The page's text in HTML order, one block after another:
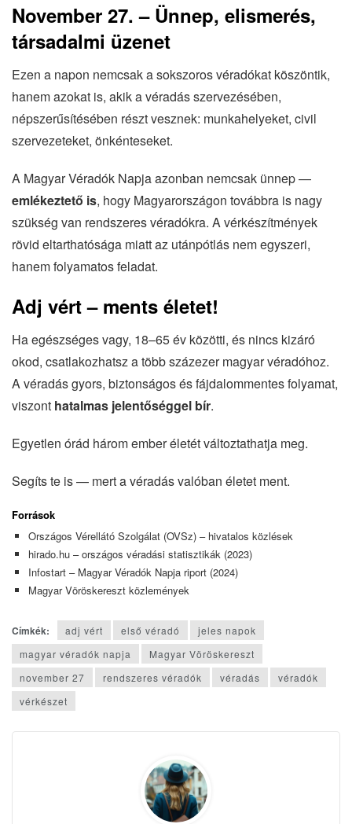
November 27. – Ünnep, elismerés,
társadalmi üzenet
Ezen a napon nemcsak a sokszoros véradókat köszöntik,
hanem azokat is, akik a véradás szervezésében,
népszerűsítésében részt vesznek: munkahelyeket, civil
szervezeteket, önkénteseket.
A Magyar Véradók Napja azonban nemcsak ünnep —
emlékeztető is, hogy Magyarországon továbbra is nagy
szükség van rendszeres véradókra. A vérkészítmények
rövid eltarthatósága miatt az utánpótlás nem egyszeri,
hanem folyamatos feladat.
Adj vért – ments életet!
Ha egészséges vagy, 18–65 év közötti, és nincs kizáró
okod, csatlakozhatsz a több százezer magyar véradóhoz.
A véradás gyors, biztonságos és fájdalommentes folyamat,
viszont hatalmas jelentőséggel bír.
Egyetlen órád három ember életét változtathatja meg.
Segíts te is — mert a véradás valóban életet ment.
Források
Országos Vérellátó Szolgálat (OVSz) – hivatalos közlések
hirado.hu – országos véradási statisztikák (2023)
Infostart – Magyar Véradók Napja riport (2024)
Magyar Vöröskereszt közlemények
Címkék: adj vért első véradó
jeles napok
magyar véradók napja
Magyar Vöröskereszt
november 27
rendszeres véradók véradás
véradók
vérkészet